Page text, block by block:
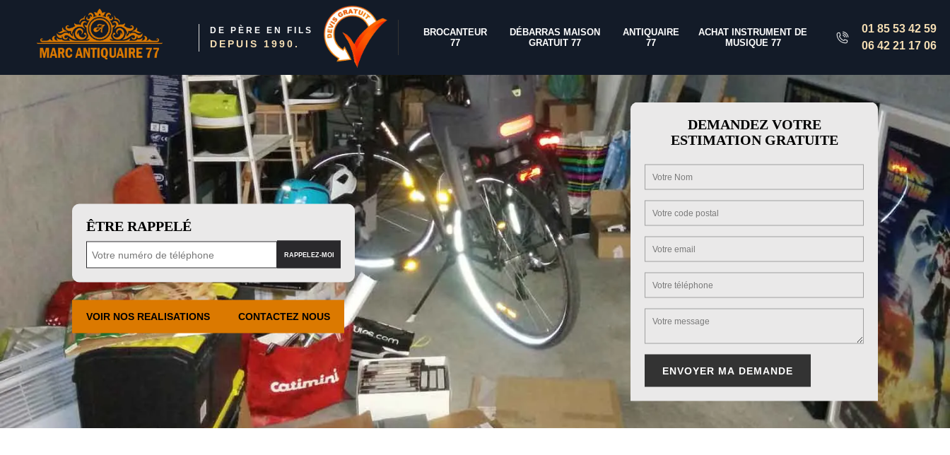
DE PÈRE EN FILS
DEPUIS 1990.
BROCANTEUR
77
DÉBARRAS MAISON
GRATUIT 77
ANTIQUAIRE
77
ACHAT INSTRUMENT DE
MUSIQUE 77
01 85 53 42 59
06 42 21 17 06
ÊTRE RAPPELÉ
VOIR NOS REALISATIONS CONTACTEZ NOUS
DEMANDEZ VOTRE
ESTIMATION GRATUITE